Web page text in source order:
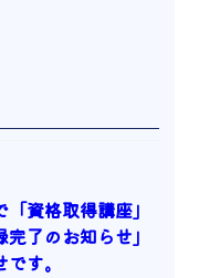
資格取得講座」
了のお知らせ」
す。